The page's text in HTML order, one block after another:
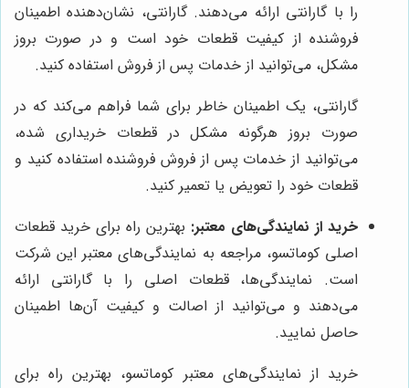
را با گارانتی ارائه می‌دهند. گارانتی، نشان‌دهنده اطمینان
فروشنده از کیفیت قطعات خود است و در صورت بروز
مشکل، می‌توانید از خدمات پس از فروش استفاده کنید.
گارانتی، یک اطمینان خاطر برای شما فراهم می‌کند که در
صورت بروز هرگونه مشکل در قطعات خریداری شده،
می‌توانید از خدمات پس از فروش فروشنده استفاده کنید و
قطعات خود را تعویض یا تعمیر کنید.
خرید از نمایندگی‌های معتبر: بهترین راه برای خرید قطعات
اصلی کوماتسو، مراجعه به نمایندگی‌های معتبر این شرکت
است. نمایندگی‌ها، قطعات اصلی را با گارانتی ارائه
می‌دهند و می‌توانید از اصالت و کیفیت آن‌ها اطمینان
حاصل نمایید.
خرید از نمایندگی‌های معتبر کوماتسو، بهترین راه برای